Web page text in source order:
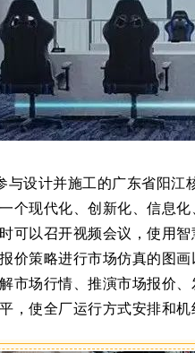
设计并施工的广东省阳江
个现代化、创新化、信息
可以召开视频会议，使用
价策略进行市场仿真的图
市场行情、推演市场报价
，使全厂运行方式安排和